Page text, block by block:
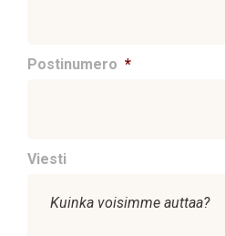
Postinumero *
Viesti